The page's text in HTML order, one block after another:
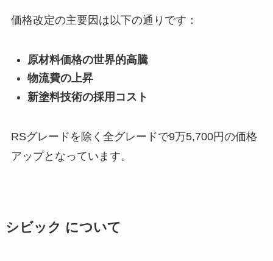
価格改定の主要因は以下の通りです：
原材料価格の世界的高騰
物流費の上昇
新塗料技術の採用コスト
RSグレードを除く全グレードで9万5,700円の価格
アップとなっています。
シビック について